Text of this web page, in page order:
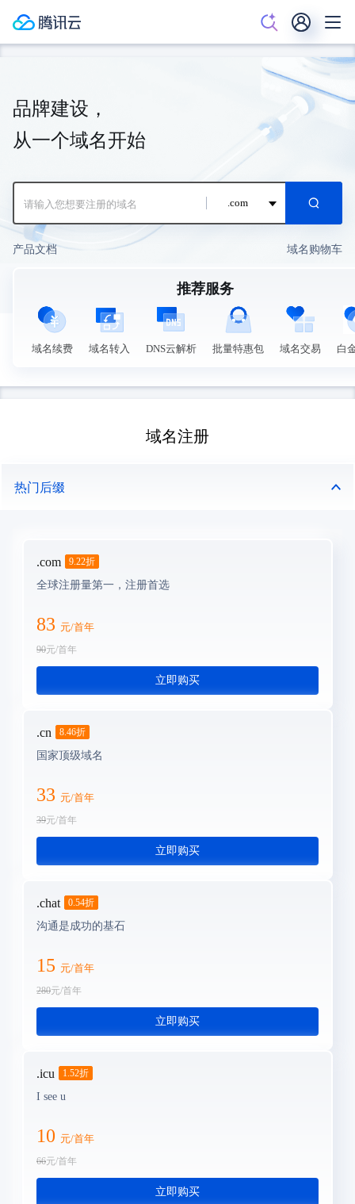
品牌建设，
从一个域名开始
.com
产品文档 域名购物车
推荐服务
域名续费 域名转入 DNS云解析 批量特惠包 域名交易 白
域名注册
热门后缀
.com 9.22折
全球注册量第一，注册首选
83 元/首年
90元/首年
立即购买
.cn 8.46折
国家顶级域名
33 元/首年
39元/首年
立即购买
.chat 0.54折
沟通是成功的基石
15 元/首年
280元/首年
立即购买
.icu 1.52折
I see u
10 元/首年
66元/首年
立即购买